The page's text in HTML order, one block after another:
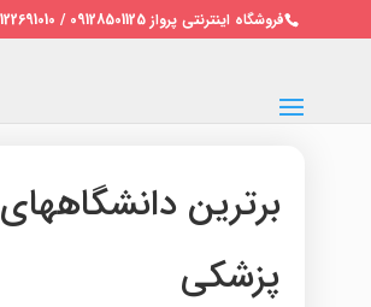
فروشگاه اینترنتی پرواز 09128501125 / 02122691010
برترین دانشگاههای
پزشکی